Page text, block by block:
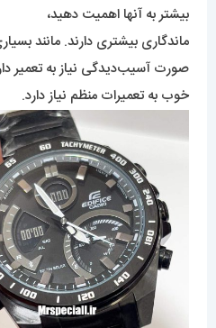
بیشتر به آنها اهمیت دهید،
ماندگاری بیشتری دارند. مانند
صورت آسیب‌دیدگی نیاز به تعمیر
خوب به تعمیرات منظم نیاز دارد.